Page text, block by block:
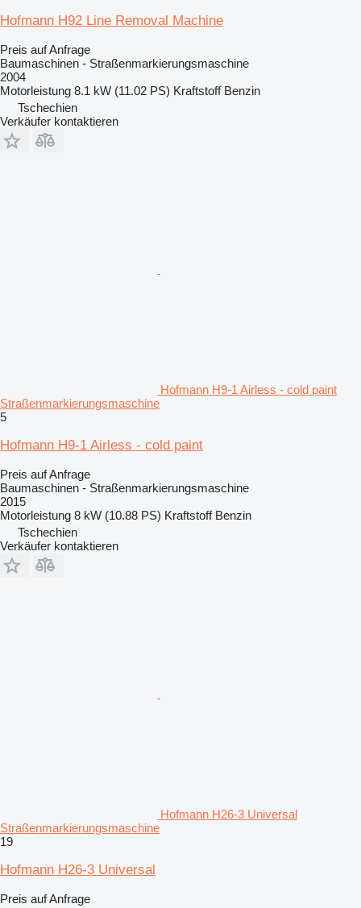
Hofmann H92 Line Removal Machine
Preis auf Anfrage
Baumaschinen - Straßenmarkierungsmaschine
2004
Motorleistung 8.1 kW (11.02 PS) Kraftstoff Benzin
Tschechien
Verkäufer kontaktieren
Hofmann H9-1 Airless - cold paint
Straßenmarkierungsmaschine
5
Hofmann H9-1 Airless - cold paint
Preis auf Anfrage
Baumaschinen - Straßenmarkierungsmaschine
2015
Motorleistung 8 kW (10.88 PS) Kraftstoff Benzin
Tschechien
Verkäufer kontaktieren
Hofmann H26-3 Universal
Straßenmarkierungsmaschine
19
Hofmann H26-3 Universal
Preis auf Anfrage